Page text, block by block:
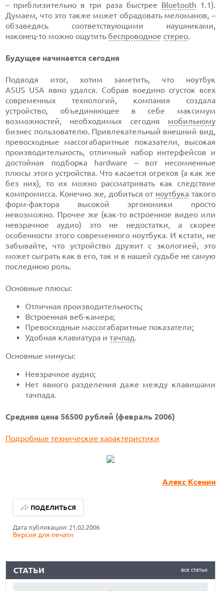
– приблизительно в три раза быстрее Bluetooth 1.1).
Думаем, что это также может обрадовать меломанов, –
обзаведясь соответствующими наушниками,
наконец-то можно ощутить беспроводное стерео.
Будущее начинается сегодня
Подводя итог, хотим заметить, что ноутбук
ASUS U5A явно удался. Собрав воедино сгусток всех
современных технологий, компания создала
устройство, объединяющее в себе максимум
возможностей, необходимых сегодня мобильному
бизнес пользователю. Привлекательный внешний вид,
превосходные массогабаритные показатели, высокая
производительность, отличный набор интерфейсов и
достойная подборка hardware – вот несомненные
плюсы этого устройства. Что касается огрехов (а как же
без них), то их можно рассматривать как следствие
компромисса. Конечно же, добиться от ноутбука такого
форм-фактора высокой эргономики просто
невозможно. Прочее же (как-товстроенное видео или
невзрачное аудио) это не недостатки, а скорее
особенности этого современного ноутбука. И кстати, не
забывайте, что устройство дружит с экологией, это
может сыграть как в его, так и в нашей судьбе не самую
последнюю роль.
Основные плюсы:
Отличная производительность;
Встроенная веб-камера;
Превосходные массогабаритные показатели;
Удобная клавиатура итачпад.
Основные минусы:
Невзрачное аудио;
Нет явного разделения даже между клавишами
тачпада.
Средняя цена 56500 рублей (февраль 2006)
Подробные технические характеристики
Алекс Ксенин
Дата публикации: 21.02.2006
Версия для печати
ПОДЕЛИТЬСЯ
все статьи
СТАТЬИ
ОБЗОР ПЫЛЕСОСА DREAME Z40 AQUACYCLE PRO
ОБЗОР МОНИТОРА MSI PRO MAX 271PHW E14